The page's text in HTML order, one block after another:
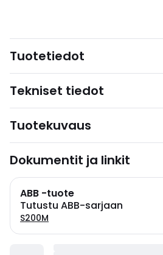
Tuotetiedot
Tekniset tiedot
Tuotekuvaus
Dokumentit ja linkit
ABB -tuote
Tutustu ABB-sarjaan
S200M